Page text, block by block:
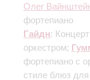
Олег
фортепиано
Гайдн:
оркестром;
фортепиано с
стиле блюз